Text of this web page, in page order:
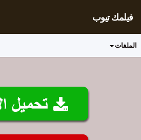
فيلمك تيوب
الملفات